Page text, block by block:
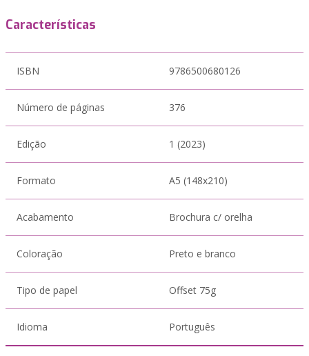
Características
ISBN 9786500680126
Número de páginas 376
Edição 1 (2023)
Formato A5 (148x210)
Acabamento Brochura c/ orelha
Coloração Preto e branco
Tipo de papel Offset 75g
Idioma Português